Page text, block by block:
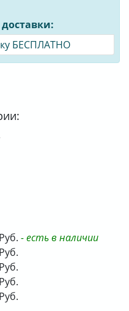
БЕСПЛАТНО
- есть в наличии